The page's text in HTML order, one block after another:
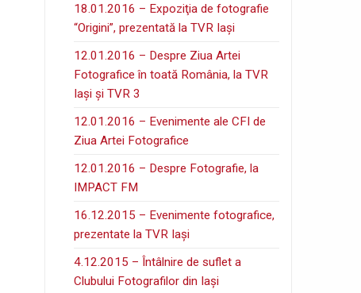
18.01.2016 – Expoziţia de fotografie
“Origini”, prezentată la TVR Iaşi
12.01.2016 – Despre Ziua Artei
Fotografice în toată România, la TVR
Iaşi şi TVR 3
12.01.2016 – Evenimente ale CFI de
Ziua Artei Fotografice
12.01.2016 – Despre Fotografie, la
IMPACT FM
16.12.2015 – Evenimente fotografice,
prezentate la TVR Iaşi
4.12.2015 – Întâlnire de suflet a
Clubului Fotografilor din Iaşi